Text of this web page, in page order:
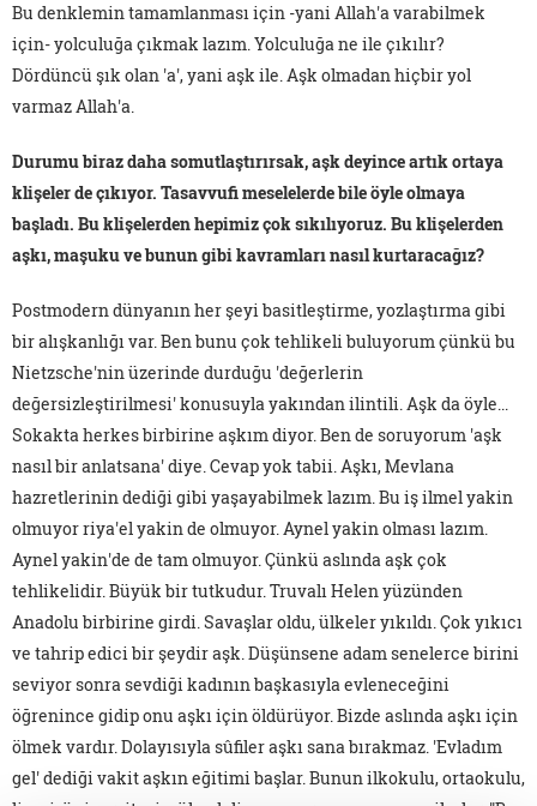
Bu denklemin tamamlanması için -yani Allah'a varabilmek
için- yolculuğa çıkmak lazım. Yolculuğa ne ile çıkılır?
Dördüncü şık olan 'a', yani aşk ile. Aşk olmadan hiçbir yol
varmaz Allah'a.
Durumu biraz daha somutlaştırırsak, aşk deyince artık ortaya
klişeler de çıkıyor. Tasavvufi meselelerde bile öyle olmaya
başladı. Bu klişelerden hepimiz çok sıkılıyoruz. Bu klişelerden
aşkı, maşuku ve bunun gibi kavramları nasıl kurtaracağız?
Postmodern dünyanın her şeyi basitleştirme, yozlaştırma gibi
bir alışkanlığı var. Ben bunu çok tehlikeli buluyorum çünkü bu
Nietzsche'nin üzerinde durduğu 'değerlerin
değersizleştirilmesi' konusuyla yakından ilintili. Aşk da öyle...
Sokakta herkes birbirine aşkım diyor. Ben de soruyorum 'aşk
nasıl bir anlatsana' diye. Cevap yok tabii. Aşkı, Mevlana
hazretlerinin dediği gibi yaşayabilmek lazım. Bu iş ilmel yakin
olmuyor riya'el yakin de olmuyor. Aynel yakin olması lazım.
Aynel yakin'de de tam olmuyor. Çünkü aslında aşk çok
tehlikelidir. Büyük bir tutkudur. Truvalı Helen yüzünden
Anadolu birbirine girdi. Savaşlar oldu, ülkeler yıkıldı. Çok yıkıcı
ve tahrip edici bir şeydir aşk. Düşünsene adam senelerce birini
seviyor sonra sevdiği kadının başkasıyla evleneceğini
öğrenince gidip onu aşkı için öldürüyor. Bizde aslında aşkı için
ölmek vardır. Dolayısıyla sûfiler aşkı sana bırakmaz. 'Evladım
gel' dediği vakit aşkın eğitimi başlar. Bunun ilkokulu, ortaokulu,